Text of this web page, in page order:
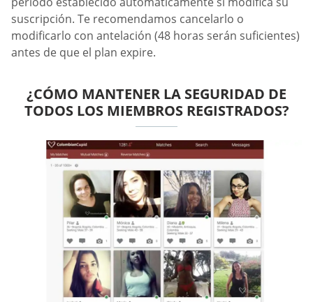
suscripción. Te recomendamos cancelarlo o
modificarlo con antelación (48 horas serán suficientes)
antes de que el plan expire.
¿CÓMO MANTENER LA SEGURIDAD DE
TODOS LOS MIEMBROS REGISTRADOS?